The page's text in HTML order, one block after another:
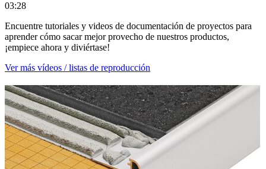
03:28
Encuentre tutoriales y videos de documentación de proyectos para
aprender cómo sacar mejor provecho de nuestros productos,
¡empiece ahora y diviértase!
Ver más vídeos / listas de reproducción